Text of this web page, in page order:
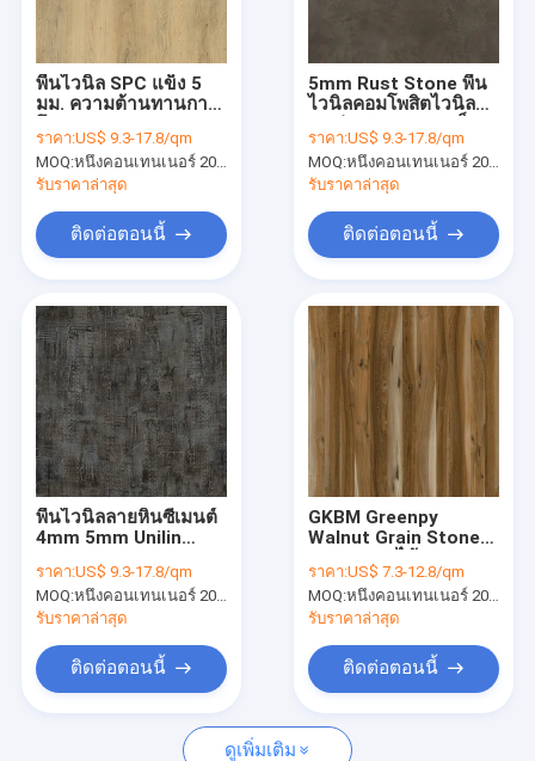
สินค้า
แสดง VR
เกี่ยวกับเรา
ทัวร์โรงงาน
ติดต่อเรา
ข่าว
พื้นไวนิล SPC แข็ง 5
มม. ความต้านทานการ
Grain Stone GKBM
Greenpy GL-W7221-1
ราคา:US$ 9.3-17.8/qm
MOQ:หนึ่งคอนเทนเนอร์ 20FT หรือ 2500 ตารางเมตร
รับราคาล่าสุด
ติดต่อตอนนี้
5mm Rust Stone พื้น
ไวนิลคอมโพสิตไวนิล
มิตรกับสิ่งแวดล้อม
GKBM DP-S82287
ราคา:US$ 9.3-17.8/qm
MOQ:หนึ่งคอนเทนเนอร์ 20FT หรือ 2500 ตารางเมตร
รับราคาล่าสุด
ติดต่อตอนนี้
พื้นไวนิลลายหินซีเมนต์
4mm 5mm Unilin
S82285 Green
ราคา:US$ 9.3-17.8/qm
MOQ:หนึ่งคอนเทนเนอร์ 20FT หรือ 2500 ตารางเมตร
รับราคาล่าสุด
ติดต่อตอนนี้
GKBM Greenpy
Walnut Grain Stone
พื้นแข็ง GL-W7211-1
ราคา:US$ 7.3-12.8/qm
MOQ:หนึ่งคอนเทนเนอร์ 20FT หรือ 2500 ตารางเมตร
รับราคาล่าสุด
ติดต่อตอนนี้
ดูเพิ่มเติม